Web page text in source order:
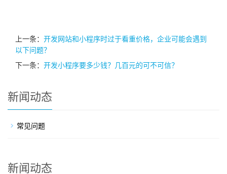
上一条： 开发网站和小程序时过于看重价格，企业可能会遇到
以下问题？
下一条： 开发小程序要多少钱？几百元的可不可信？
新闻动态
常见问题
新闻动态